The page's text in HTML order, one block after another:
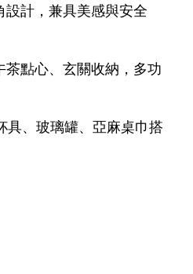
計，兼具美感與安全
點心、玄關收納，多功
具、玻璃罐、亞麻桌巾搭